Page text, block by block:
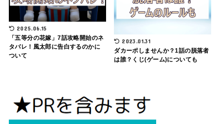
2025.06.15
「五等分の花嫁」7話攻略開始のネ
タバレ！風太郎に告白するのかに
ついて
2023.01.31
ダカーポしませんか？1話の脱落者
は誰？くじ(ゲーム)についても